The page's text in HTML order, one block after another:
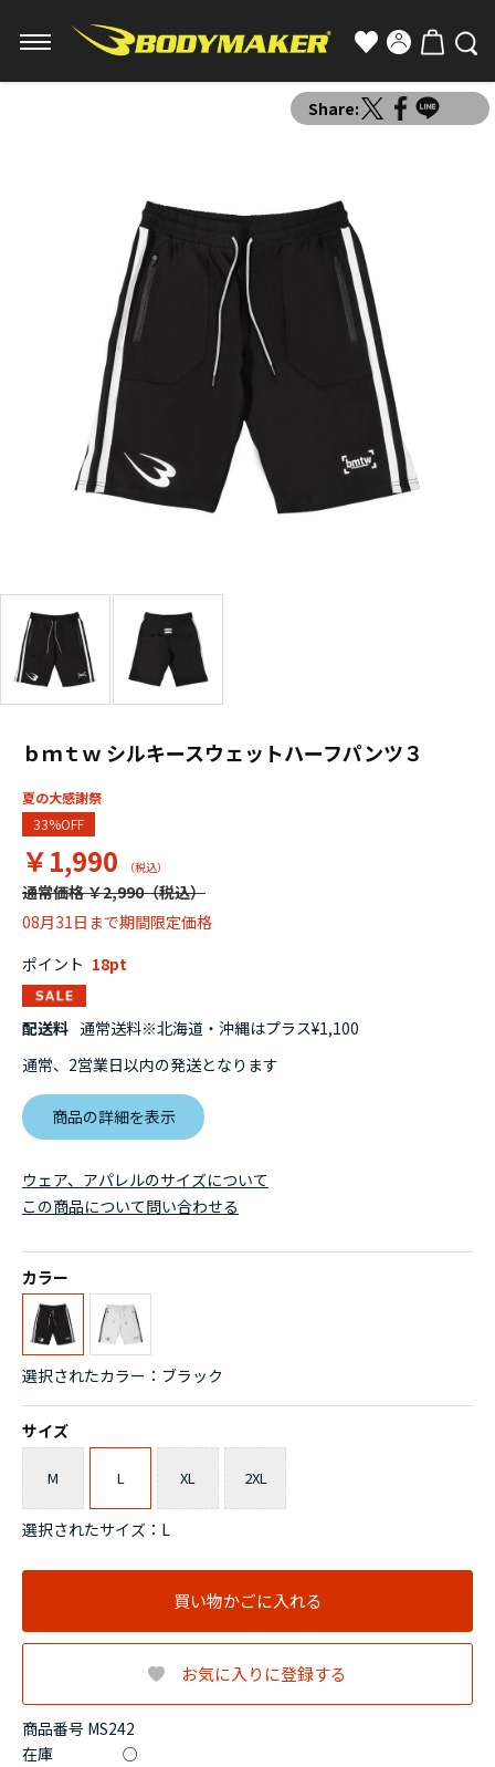
Share:
ｂｍｔｗ シルキースウェットハーフパンツ３
夏の大感謝祭
33%OFF
￥1,990
通常価格 ￥2,990
08月31日まで期間限定価格
商品番号 MS242
ポイント 18
在庫 ○
配送料 通常送料※北海道・沖縄はプラス¥1,100
通常、2営業日以内の発送となります
商品の詳細を表示
ウェア、アパレルのサイズについて
カラー
選択されたカラー：ブラック
サイズ
M L XL 2XL
選択されたサイズ：L
買い物かごに入れる
お気に入りに登録する
この商品について問い合わせる